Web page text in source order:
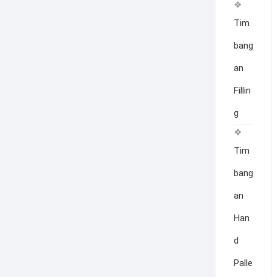
Tim
bang
an
Fillin
g
Tim
bang
an
Han
d
Palle